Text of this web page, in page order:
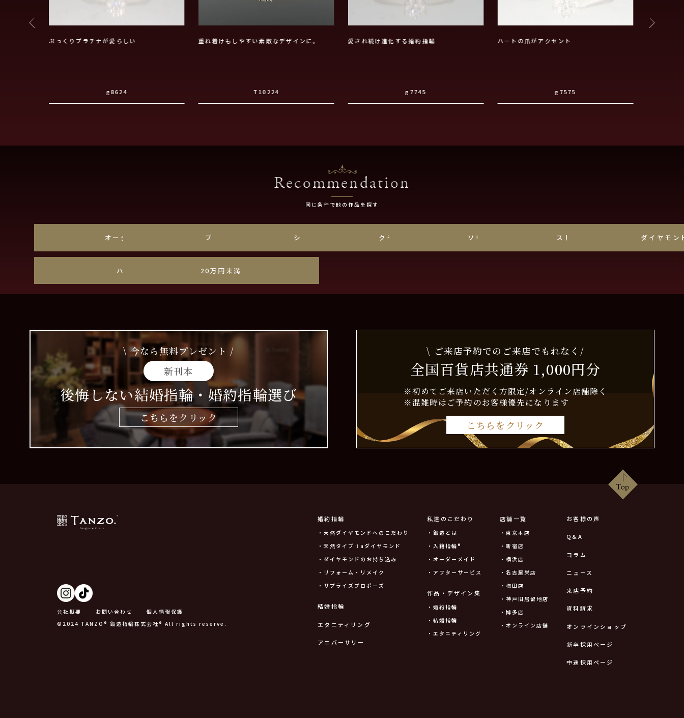
ぷっくりプラチナが愛らしい
g8624
重ね着けもしやすい素敵なデザインに。
T10224
愛され続け進化する婚約指輪
g7745
ハートの爪がアクセント
g7575
Recommendation
同じ条件で他の作品を探す
オーダーメイド プラチナ シンプル クラシック ソリティア ストレート ダイヤモン
ハート爪 20万円未満
\ 今なら無料プレゼント /
新刊本
後悔しない結婚指輪・婚約指輪選び
こちらをクリック
\ ご来店予約でのご来店でもれなく/
全国百貨店共通券 1,000円分
※初めてご来店いただく方限定/オンライン店舗除く
※混雑時はご予約のお客様優先になります
こちらをクリック
会社概要 お問い合わせ
個人情報保護
©2024 TANZO® 鍛造指輪株式会社® All rights reserve.
婚約指輪
・天然ダイヤモンドへのこだわり
・天然タイプⅡaダイヤモンド
・ダイヤモンドのお持ち込み
・リフォーム・リメイク
・サプライズプロポーズ
結婚指輪
エタニティリング
アニバーサリー
私達のこだわり
・鍛造とは
・入籍指輪®
・オーダーメイド
・アフターサービス
作品・デザイン集
・婚約指輪
・結婚指輪
・エタニティリング
店舗一覧
・東京本店
・新宿店
・横浜店
・名古屋栄店
・梅田店
・神戸旧居留地店
・博多店
・オンライン店舗
お客様の声
Q&A
コラム
ニュース
来店予約
資料請求
オンラインショップ
新卒採用ページ
中途採用ページ